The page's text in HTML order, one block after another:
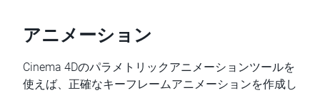
アニメーション
Cinema 4Dのパラメトリックアニメーションツールを
使えば、正確なキーフレームアニメーションを作成し